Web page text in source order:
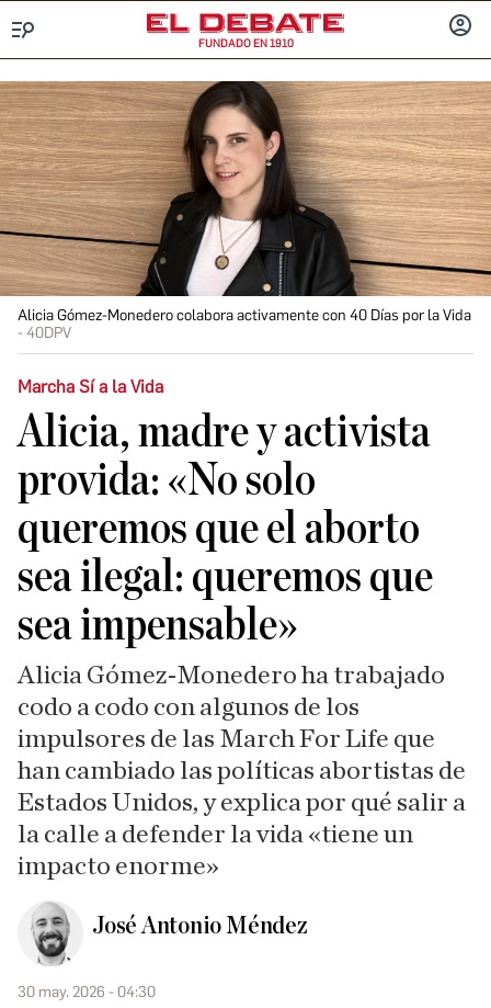
FUNDADO EN 1910
Alicia Gómez-Monedero colabora activamente con 40 Días por la Vida
40DPV
Marcha Sí a la Vida
Alicia, madre y activista
provida: «No solo
queremos que el aborto
sea ilegal: queremos que
sea impensable»
Alicia Gómez-Monedero ha trabajado
codo a codo con algunos de los
impulsores de las March For Life que
han cambiado las políticas abortistas de
Estados Unidos, y explica por qué salir a
la calle a defender la vida «tiene un
impacto enorme»
José Antonio Méndez
30 may. 2026 - 04:30